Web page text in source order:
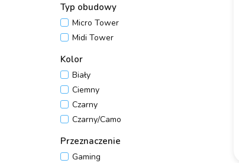
Typ obudowy
Micro Tower
Midi Tower
Kolor
Biały
Ciemny
Czarny
Czarny/Camo
Przeznaczenie
Gaming